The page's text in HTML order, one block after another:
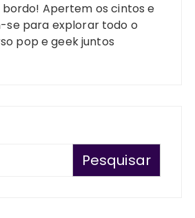
bordo! Apertem os cintos e
para explorar todo o
pop e geek juntos
Pesquisar